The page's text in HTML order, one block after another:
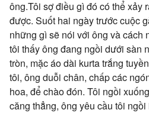
ông.Tôi sợ điều gì đó có thể xảy
được. Suốt hai ngày trước cuộc
những gì sẽ nói với ông và cách
tôi thấy ông đang ngồi dưới sàn
tròn, mặc áo dài kurta trắng
tôi, ông duỗi chân, chấp các
hoa, để chào đón. Tôi ngồi
căng thẳng, ông yêu cầu tôi ngồi